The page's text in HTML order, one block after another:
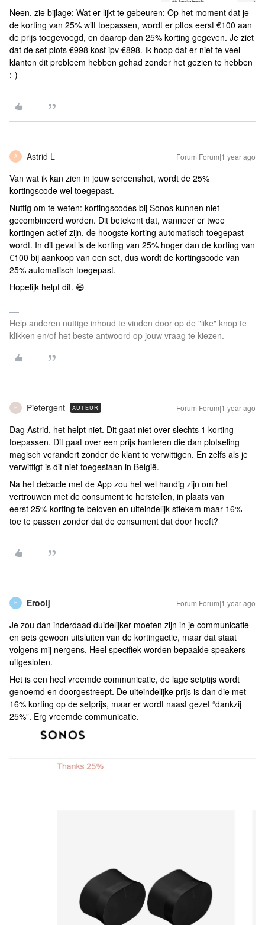
Neen, zie bijlage: Wat er lijkt te gebeuren: Op het moment dat je
de korting van 25% wilt toepassen, wordt er pltos eerst €100 aan
de prijs toegevoegd, en daarop dan 25% korting gegeven. Je ziet
dat de set plots €998 kost ipv €898. Ik hoop dat er niet te veel
klanten dit probleem hebben gehad zonder het gezien te hebben
:-)
A Astrid L Forum|Forum|1 year ago
Van wat ik kan zien in jouw screenshot, wordt de 25%
kortingscode wel toegepast.
Nuttig om te weten: kortingscodes bij Sonos kunnen niet
gecombineerd worden. Dit betekent dat, wanneer er twee
kortingen actief zijn, de hoogste korting automatisch toegepast
wordt. In dit geval is de korting van 25% hoger dan de korting van
€100 bij aankoop van een set, dus wordt de kortingscode van
25% automatisch toegepast.
Hopelijk helpt dit. 😄
Help anderen nuttige inhoud te vinden door op de "like" knop te
klikken en/of het beste antwoord op jouw vraag te kiezen.
P Pietergent AUTEUR Forum|Forum|1 year ago
Dag Astrid, het helpt niet. Dit gaat niet over slechts 1 korting
toepassen. Dit gaat over een prijs hanteren die dan plotseling
magisch verandert zonder de klant te verwittigen. En zelfs als je
verwittigt is dit niet toegestaan in België.
Na het debacle met de App zou het wel handig zijn om het
vertrouwen met de consument te herstellen, in plaats van
eerst 25% korting te beloven en uiteindelijk stiekem maar 16%
toe te passen zonder dat de consument dat door heeft?
E Erooij Forum|Forum|1 year ago
Je zou dan inderdaad duidelijker moeten zijn in je communicatie
en sets gewoon uitsluiten van de kortingactie, maar dat staat
volgens mij nergens. Heel specifiek worden bepaalde speakers
uitgesloten.
Het is een heel vreemde communicatie, de lage setptijs wordt
genoemd en doorgestreept. De uiteindelijke prijs is dan die met
16% korting op de setprijs, maar er wordt naast gezet “dankzij
25%”. Erg vreemde communicatie.